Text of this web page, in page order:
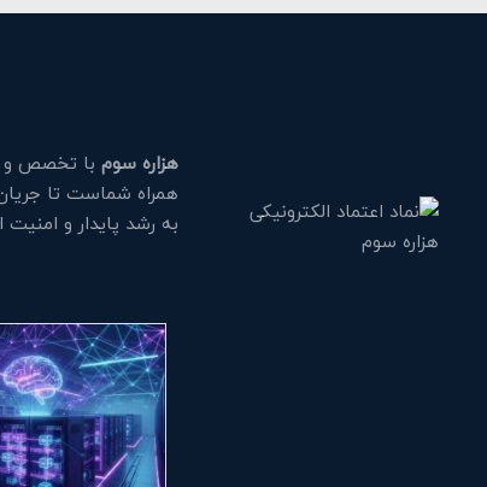
هزاره سومبا تخصص و
همراه شماست تا جریان
به رشد پایدار و